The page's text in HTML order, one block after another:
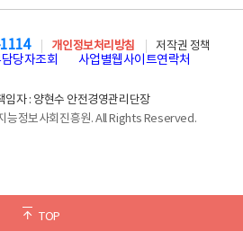
TOP
개인정보처리방침
저작권 정책
당자조회 사업별웹사이트연락처
임자 : 양현수 안전경영관리단장
능정보사회진흥원. All Rights Reserved.